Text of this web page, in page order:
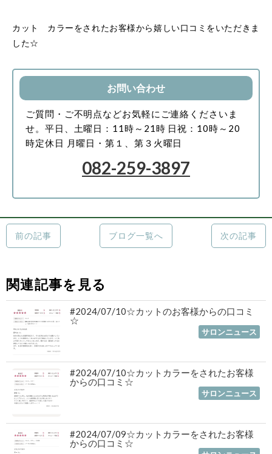
カット カラーをされたお客様から嬉しい口コミをいただきま
した☆
お問い合わせ
ご質問・ご不明点などお気軽にご連絡くださいま
せ。 平日、土曜日：11時～21時 日祝：10時～20
時定休日 月曜日・第１、第３火曜日
082-259-3897
前の記事 ブログ一覧へ 次の記事
関連記事を見る
#2024/07/10☆カットのお客様からの口コミ
☆
サロンニュース
#2024/07/10☆カットカラーをされたお客様
からの口コミ☆
サロンニュース
#2024/07/09☆カットカラーをされたお客様
からの口コミ☆